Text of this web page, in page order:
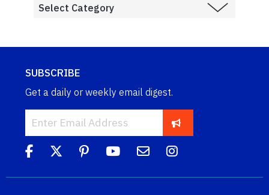
SUBSCRIBE
Get a daily or weekly email digest.